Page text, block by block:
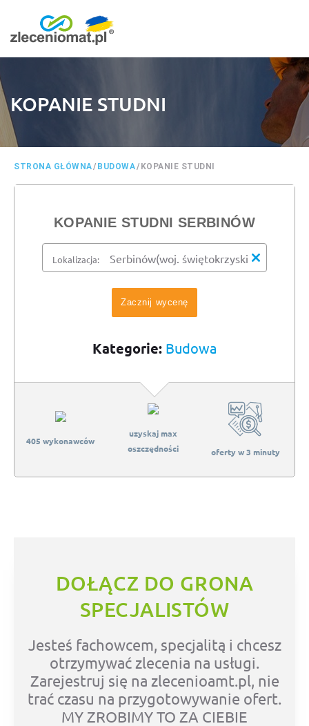
KOPANIE STUDNI
STRONA GŁÓWNA/ BUDOWA/ KOPANIE STUDNI
KOPANIE STUDNI SERBINÓW
Lokalizacja:
Zacznij wycenę
Kategorie: Budowa
405 wykonawców
uzyskaj max
oszczędności
oferty w 3 minuty
DOŁĄCZ DO GRONA
SPECJALISTÓW
Jesteś fachowcem, specjalitą i chcesz
otrzymywać zlecenia na usługi.
Zarejestruj się na zlecenioamt.pl, nie
trać czasu na przygotowywanie ofert.
MY ZROBIMY TO ZA CIEBIE